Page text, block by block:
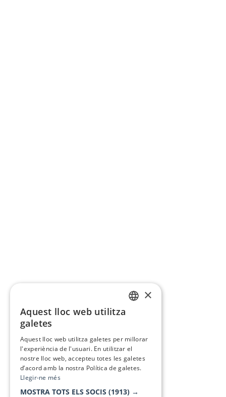
×
Aquest lloc web utilitza
galetes
Aquest lloc web utilitza galetes per millorar
l'experiència de l'usuari. En utilitzar el
nostre lloc web, accepteu totes les galetes
d’acord amb la nostra Política de galetes.
Llegir-ne més
MOSTRA TOTS ELS SOCIS (1913) →